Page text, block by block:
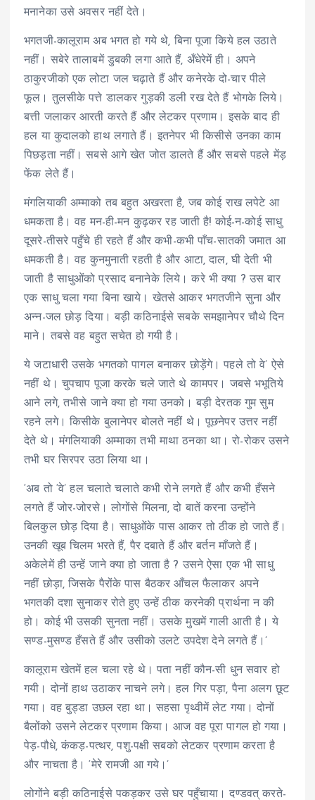
मनानेका उसे अवसर नहीं देते।
भगतजी-कालूराम अब भगत हो गये थे, बिना पूजा किये हल उठाते
नहीं। सबेरे तालाबमें डुबकी लगा आते हैं, अँधेरेमें ही। अपने
ठाकुरजीको एक लोटा जल चढ़ाते हैं और कनेरके दो-चार पीले
फूल। तुलसीके पत्ते डालकर गुड़की डली रख देते हैं भोगके लिये।
बत्ती जलाकर आरती करते हैं और लेटकर प्रणाम। इसके बाद ही
हल या कुदालको हाथ लगाते हैं। इतनेपर भी किसीसे उनका काम
पिछड़ता नहीं। सबसे आगे खेत जोत डालते हैं और सबसे पहले मेंड़
फेंक लेते हैं।
मंगलियाकी अम्माको तब बहुत अखरता है, जब कोई राख लपेटे आ
धमकता है। वह मन-ही-मन कुढ़कर रह जाती है! कोई-न-कोई साधु
दूसरे-तीसरे पहुँचे ही रहते हैं और कभी-कभी पाँच-सातकी जमात आ
धमकती है। वह कुनमुनाती रहती है और आटा, दाल, घी देती भी
जाती है साधुओंको प्रसाद बनानेके लिये। करे भी क्या ? उस बार
एक साधु चला गया बिना खाये। खेतसे आकर भगतजीने सुना और
अन्न-जल छोड़ दिया। बड़ी कठिनाईसे सबके समझानेपर चौथे दिन
माने। तबसे वह बहुत सचेत हो गयी है।
ये जटाधारी उसके भगतको पागल बनाकर छोड़ेंगे। पहले तो वे’ ऐसे
नहीं थे। चुपचाप पूजा करके चले जाते थे कामपर। जबसे भभूतिये
आने लगे, तभीसे जाने क्या हो गया उनको। बड़ी देरतक गुम सुम
रहने लगे। किसीके बुलानेपर बोलते नहीं थे। पूछनेपर उत्तर नहीं
देते थे। मंगलियाकी अम्माका तभी माथा ठनका था। रो-रोकर उसने
तभी घर सिरपर उठा लिया था।
‘अब तो ‘वे’ हल चलाते चलाते कभी रोने लगते हैं और कभी हँसने
लगते हैं जोर-जोरसे। लोगोंसे मिलना, दो बातें करना उन्होंने
बिलकुल छोड़ दिया है। साधुओंके पास आकर तो ठीक हो जाते हैं।
उनकी खूब चिलम भरते हैं, पैर दबाते हैं और बर्तन माँजते हैं।
अकेलेमें ही उन्हें जाने क्या हो जाता है ? उसने ऐसा एक भी साधु
नहीं छोड़ा, जिसके पैरोंके पास बैठकर आँचल फैलाकर अपने
भगतकी दशा सुनाकर रोते हुए उन्हें ठीक करनेकी प्रार्थना न की
हो। कोई भी उसकी सुनता नहीं। उसके मुखमें गाली आती है। ये
सण्ड-मुसण्ड हँसते हैं और उसीको उलटे उपदेश देने लगते हैं।’
कालूराम खेतमें हल चला रहे थे। पता नहीं कौन-सी धुन सवार हो
गयी। दोनों हाथ उठाकर नाचने लगे। हल गिर पड़ा, पैना अलग छूट
गया। वह बुड्डा उछल रहा था। सहसा पृथ्वीमें लेट गया। दोनों
बैलोंको उसने लेटकर प्रणाम किया। आज वह पूरा पागल हो गया।
पेड़-पौधे, कंकड़-पत्थर, पशु-पक्षी सबको लेटकर प्रणाम करता है
और नाचता है। ‘मेरे रामजी आ गये।’
लोगोंने बड़ी कठिनाईसे पकड़कर उसे घर पहुँचाया। दण्डवत् करते-